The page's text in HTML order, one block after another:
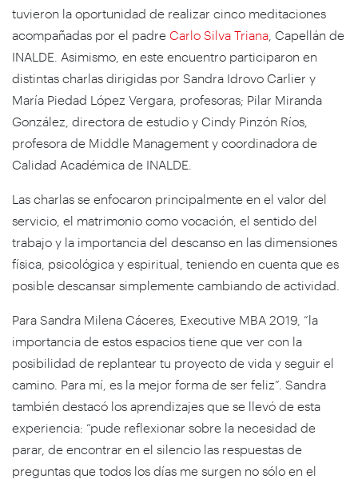
tuvieron la oportunidad de realizar cinco meditaciones
acompañadas por el padre Carlo Silva Triana , Capellán de
INALDE. Asimismo, en este encuentro participaron en
distintas charlas dirigidas por Sandra Idrovo Carlier y
María Piedad López Vergara, profesoras; Pilar Miranda
González, directora de estudio y Cindy Pinzón Ríos,
profesora de Middle Management y coordinadora de
Calidad Académica de INALDE.
Las charlas se enfocaron principalmente en el valor del
servicio, el matrimonio como vocación, el sentido del
trabajo y la importancia del descanso en las dimensiones
física, psicológica y espiritual, teniendo en cuenta que es
posible descansar simplemente cambiando de actividad.
Para Sandra Milena Cáceres, Executive MBA 2019, “la
importancia de estos espacios tiene que ver con la
posibilidad de replantear tu proyecto de vida y seguir el
camino. Para mí, es la mejor forma de ser feliz”. Sandra
también destacó los aprendizajes que se llevó de esta
experiencia: “pude reflexionar sobre la necesidad de
parar, de encontrar en el silencio las respuestas de
preguntas que todos los días me surgen no sólo en el